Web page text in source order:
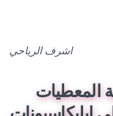
اشرف الرياحي
المعطيات